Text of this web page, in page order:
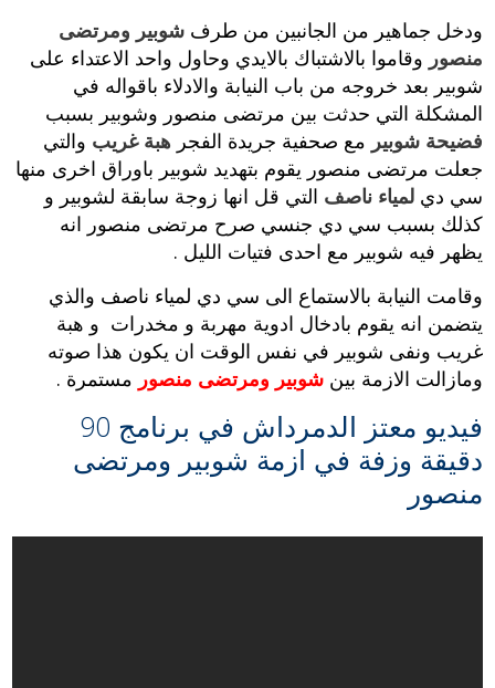
ودخل جماهير من الجانبين من طرفشوبير ومرتضى
منصور وقاموا بالاشتباك بالايدي وحاول واحد الاعتداء على
شوبير بعد خروجه من باب النيابة والادلاء باقواله في
المشكلة التي حدثت بين مرتضى منصور وشوبير بسبب
فضيحة شوبير مع صحفية جريدة الفجر هبة غريب والتي
جعلت مرتضى منصور يقوم بتهديد شوبير باوراق اخرى منها
سي دي لمياء ناصف التي قل انها زوجة سابقة لشوبير و
كذلك بسبب سي دي جنسي صرح مرتضى منصور انه
يظهر فيه شوبير مع احدى فتيات الليل .
وقامت النيابة بالاستماع الى سي دي لمياء ناصف والذي
يتضمن انه يقوم بادخال ادوية مهربة و مخدرات و هبة
غريب ونفى شوبير في نفس الوقت ان يكون هذا صوته
ومازالت الازمة بينشوبير ومرتضى منصور مستمرة .
فيديو معتز الدمرداش في برنامج 90
دقيقة وزفة في ازمة شوبير ومرتضى
منصور